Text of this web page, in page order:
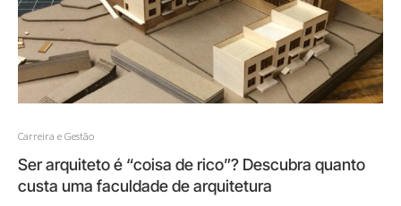
Carreira e Gestão
Ser arquiteto é “coisa de rico”? Descubra quanto
custa uma faculdade de arquitetura